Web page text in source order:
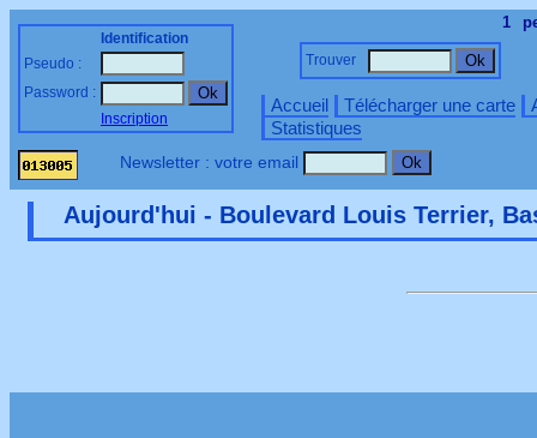
1
Accueil Télécharger une carte
Statistiques
Identification
Pseudo :
Password :
Inscription
Trouver
Newsletter : votre email
Aujourd'hui - Boulevard Louis Terrier,